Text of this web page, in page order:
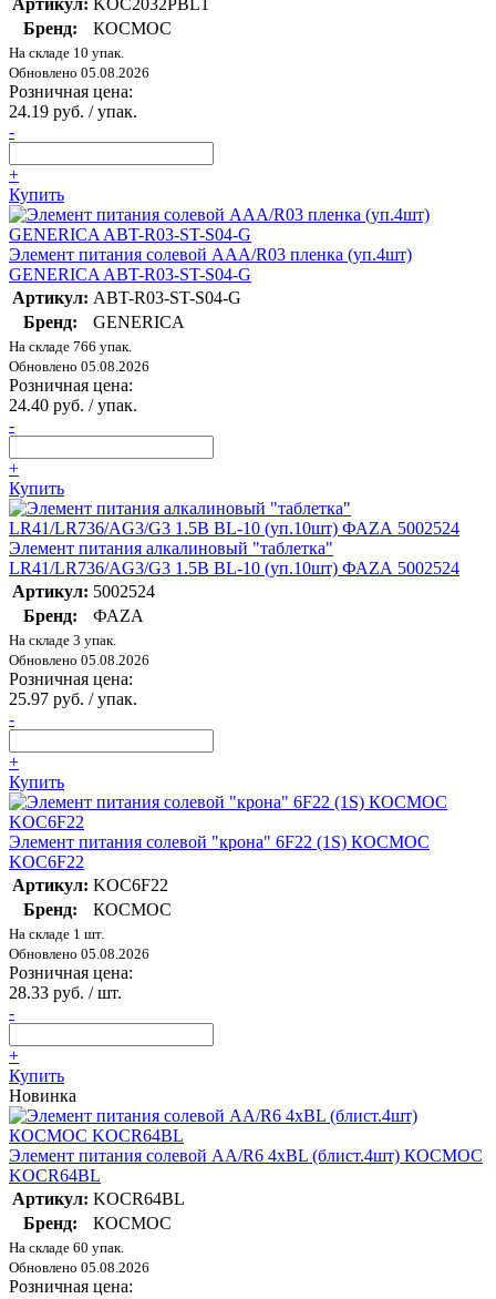
Артикул: KOC2032PBL1
Бренд:
КОСМОС
На складе 10 упак.
Обновлено 05.08.2026
Розничная цена:
24.19 руб. / упак.
-
+
Купить
Элемент питания солевой AAA/R03 пленка (уп.4шт)
GENERICA ABT-R03-ST-S04-G
Артикул: ABT-R03-ST-S04-G
Бренд:
GENERICA
На складе 766 упак.
Обновлено 05.08.2026
Розничная цена:
24.40 руб. / упак.
-
+
Купить
Элемент питания алкалиновый "таблетка"
LR41/LR736/AG3/G3 1.5В BL-10 (уп.10шт) ФАZА 5002524
Артикул: 5002524
Бренд:
ФАZА
На складе 3 упак.
Обновлено 05.08.2026
Розничная цена:
25.97 руб. / упак.
-
+
Купить
Элемент питания солевой "крона" 6F22 (1S) КОСМОС
KOC6F22
Артикул: KOC6F22
Бренд:
КОСМОС
На складе 1 шт.
Обновлено 05.08.2026
Розничная цена:
28.33 руб. / шт.
-
+
Купить
Новинка
Элемент питания солевой AA/R6 4хBL (блист.4шт) КОСМОС
KOCR64BL
Артикул: KOCR64BL
Бренд:
КОСМОС
На складе 60 упак.
Обновлено 05.08.2026
Розничная цена: